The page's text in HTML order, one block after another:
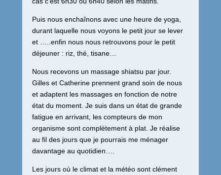
Puis nous enchaînons avec une heure de yoga,
durant laquelle nous voyons le petit jour se lever
et …..enfin nous nous retrouvons pour le petit
déjeuner : riz, thé, tisane…
Nous recevons un massage shiatsu par jour.
Gilles et Catherine prennent grand soin de nous
et adaptent les massages en fonction de notre
état du moment. Je suis dans un état de grande
fatigue en arrivant, les compteurs de mon
organisme sont complètement à plat. Je réalise
au fil des jours que je pourrais me ménager
davantage au quotidien….
Les jours où le climat et la météo sont clément